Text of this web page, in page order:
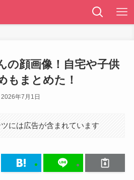
の顔画像！自宅や子供
もまとめた！
2026年7月1日
には広告が含まれています